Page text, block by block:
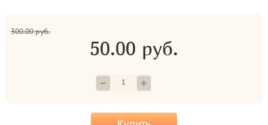
300.00 руб.
50.00 руб.